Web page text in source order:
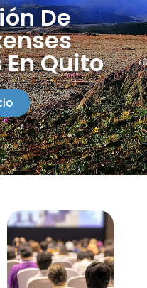
De
Quito